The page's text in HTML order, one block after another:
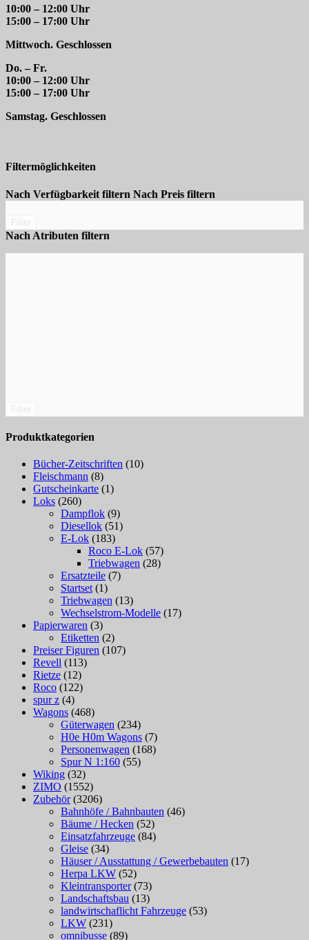
10:00 – 12:00 Uhr
15:00 – 17:00 Uhr
Mittwoch. Geschlossen
Do. – Fr.
10:00 – 12:00 Uhr
15:00 – 17:00 Uhr
Samstag. Geschlossen
Filtermöglichkeiten
Nach Verfügbarkeit filtern Nach Preis filtern
Nach Atributen filtern
Produktkategorien
Bücher-Zeitschriften (10)
Fleischmann (8)
Gutscheinkarte (1)
Loks (260)
Dampflok (9)
Diesellok (51)
E-Lok (183)
Roco E-Lok (57)
Triebwagen (28)
Ersatzteile (7)
Startset (1)
Triebwagen (13)
Wechselstrom-Modelle (17)
Papierwaren (3)
Etiketten (2)
Preiser Figuren (107)
Revell (113)
Rietze (12)
Roco (122)
spur z (4)
Wagons (468)
Güterwagen (234)
H0e H0m Wagons (7)
Personenwagen (168)
Spur N 1:160 (55)
Wiking (32)
ZIMO (1552)
Zubehör (3206)
Bahnhöfe / Bahnbauten (46)
Bäume / Hecken (52)
Einsatzfahrzeuge (84)
Gleise (34)
Häuser / Ausstattung / Gewerbebauten (17)
Herpa LKW (52)
Kleintransporter (73)
Landschaftsbau (13)
landwirtschaflicht Fahrzeuge (53)
LKW (231)
omnibusse (89)